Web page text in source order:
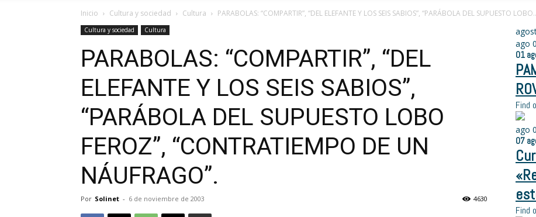
Inicio Cultura y sociedad Cultura PARABOLAS: “COMPARTIR”, “DEL ELEFANTE Y LOS SEIS SABIOS”, “PARÁBOLA DEL SUPUESTO
Cultura y sociedad Cultura
PARABOLAS: “COMPARTIR”, “DEL
ELEFANTE Y LOS SEIS SABIOS”,
“PARÁBOLA DEL SUPUESTO LOBO
FEROZ”, “CONTRATIEMPO DE UN
NÁUFRAGO”.
Por Solinet - 6 de noviembre de 2003 4630
ago
01
Find
ago
07
Find